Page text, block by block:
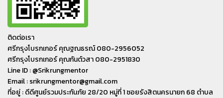
ติดต่อเรา
ศรีกรุงโบรกเกอร์ คุณฐณธรณ์ 080-2956052
ศรีกรุงโบรกเกอร์ คุณกันต์วสา 080-2951830
Line ID : @Srikrungmentor
Email : srikrungmentor@gmail.com
ที่อยู่ : ดีดีศูนย์รวมประกันภัย 28/20 หมู่ที่ 1 ซอยรังสิตนครนายก 68 ตำบล